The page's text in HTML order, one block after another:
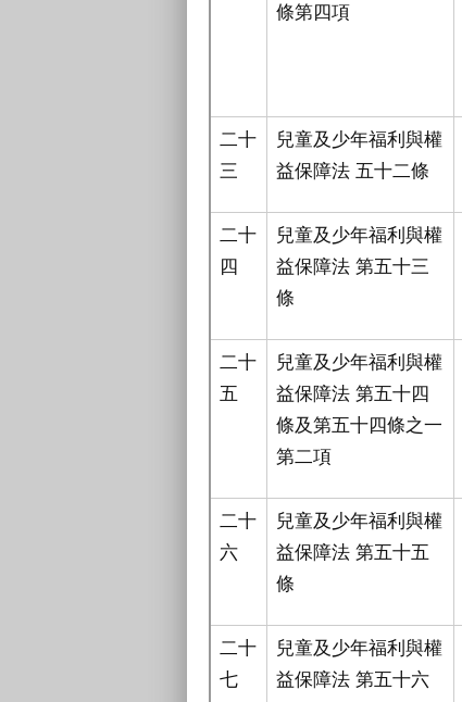
條第四項
二十
三
兒童及少年福利與權
益保障法 五十二條
二十
四
兒童及少年福利與權
益保障法 第五十三
條
二十
五
兒童及少年福利與權
益保障法 第五十四
條及第五十四條之一
第二項
二十
六
兒童及少年福利與權
益保障法 第五十五
條
二十
七
兒童及少年福利與權
益保障法 第五十六